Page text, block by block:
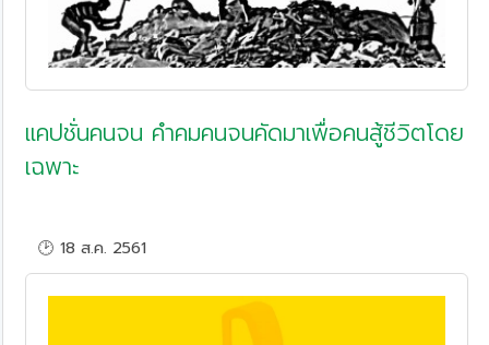
แคปชั่นคนจน คำคมคนจนคัดมาเพื่อคนสู้ชีวิตโดย
เฉพาะ
🕑 18 ส.ค. 2561